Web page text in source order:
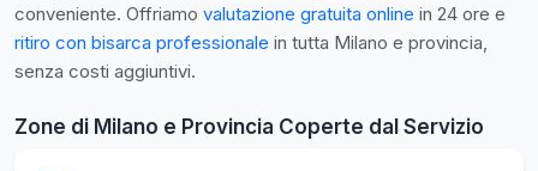
conveniente. Offriamo valutazione gratuita online in 24 ore e
ritiro con bisarca professionale in tutta Milano e provincia,
senza costi aggiuntivi.
Zone di Milano e Provincia Coperte dal Servizio